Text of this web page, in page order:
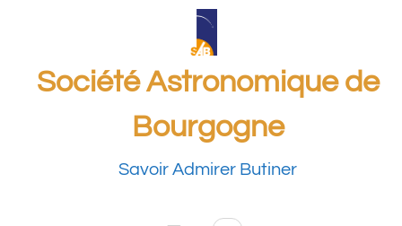
Société Astronomique de
Bourgogne
Savoir Admirer Butiner